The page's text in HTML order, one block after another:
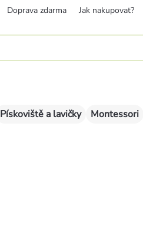
Doprava zdarma Jak nakupovat?
Pískoviště a lavičky Montessori